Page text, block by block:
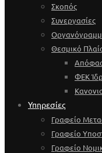
Σκοπός
Συνεργασίες
Θεσμικό
ΦΕΚ
Υπηρεσίες
Γραφείο
Γραφείο
Γραφείο